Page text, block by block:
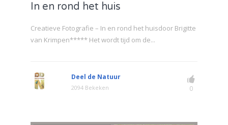
In en rond het huis
Creatieve Fotografie – In en rond het huisdoor Brigitte
van Krimpen***** Het wordt tijd om de...
Deel de Natuur
2094 Bekeken 0